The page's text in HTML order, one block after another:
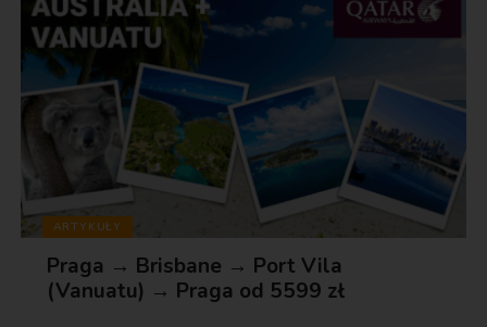
ARTYKUŁY
Praga → Brisbane → Port Vila
(Vanuatu) → Praga od 5599 zł